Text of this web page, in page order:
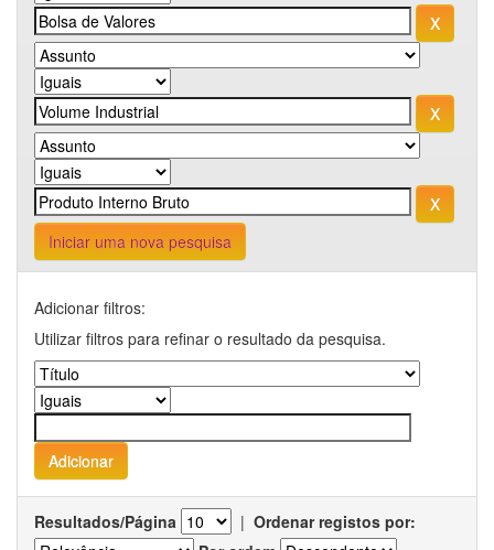
Iniciar uma nova pesquisa
Adicionar filtros:
Utilizar filtros para refinar o resultado da pesquisa.
Resultados/Página | Ordenar registos por: